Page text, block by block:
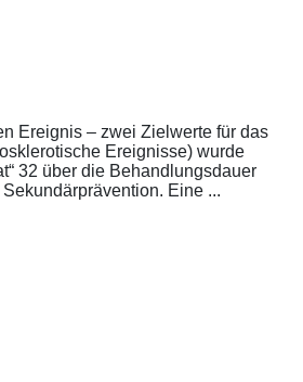
Ereignis – zwei Zielwerte für das
Ereignisse) wurde
32 über die Behandlungsdauer
Eine ...